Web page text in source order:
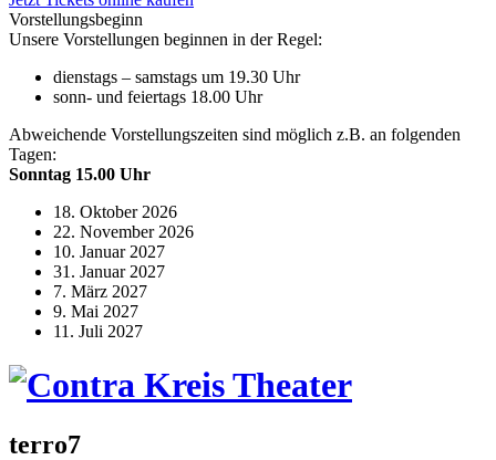
Vorstellungsbeginn
Unsere Vorstellungen beginnen in der Regel:
dienstags – samstags um 19.30 Uhr
sonn- und feiertags 18.00 Uhr
Abweichende Vorstellungszeiten sind möglich z.B. an folgenden
Tagen:
Sonntag 15.00 Uhr
18. Oktober 2026
22. November 2026
10. Januar 2027
31. Januar 2027
7. März 2027
9. Mai 2027
11. Juli 2027
terro7